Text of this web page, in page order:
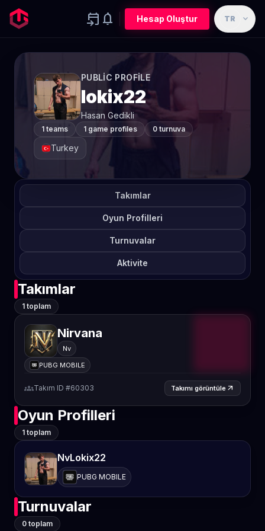
event_upcoming notifications Hesap Oluştur TR expand_more
PUBLIC PROFILE
lokix22
Hasan Gedikli
1 teams 1 game profiles 0 turnuva
Turkey
Takımlar
Oyun Profilleri
Turnuvalar
Aktivite
Takımlar
1 toplam
Nirvana
Nv
PUBG MOBILE
groupsTakım ID #60303 Takımı görüntüle arrow_outward
Oyun Profilleri
1 toplam
NvLokix22
PUBG MOBILE
Turnuvalar
0 toplam